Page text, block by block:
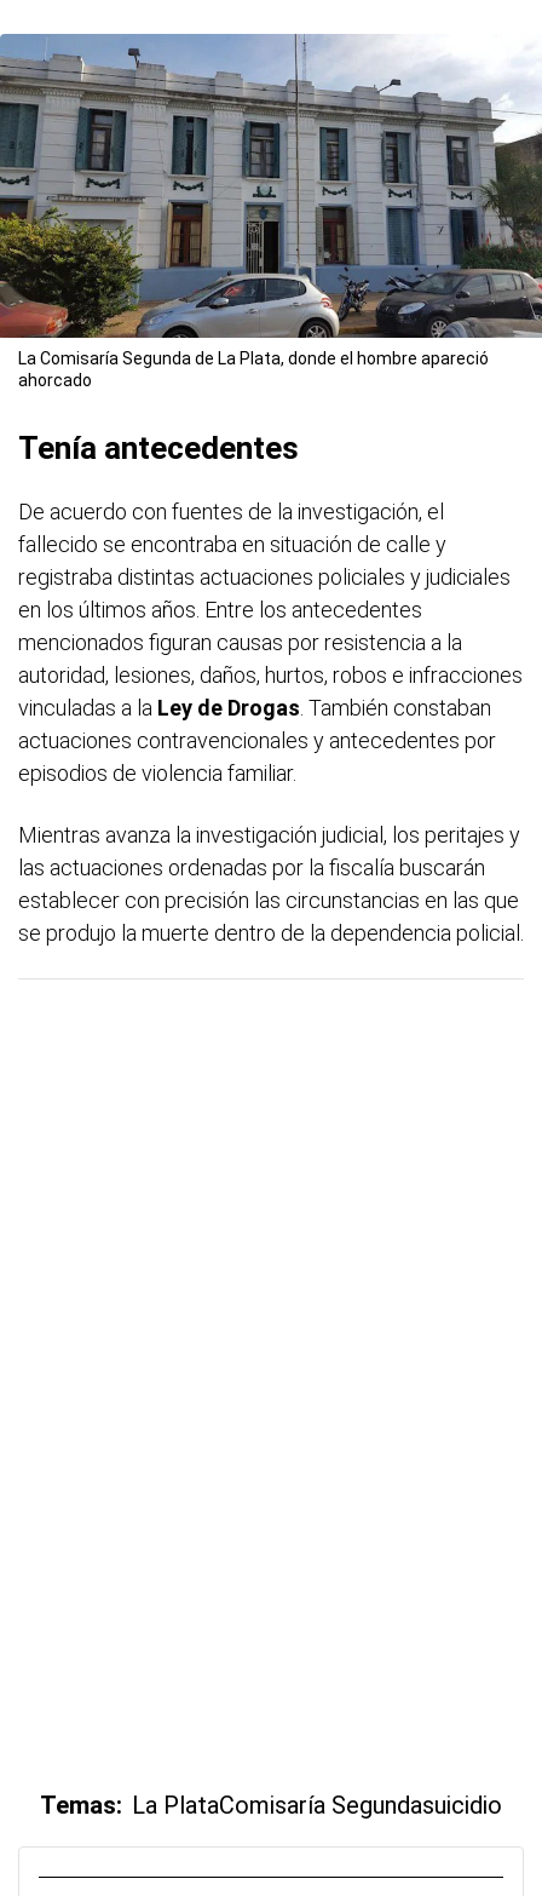
La Comisaría Segunda de La Plata, donde el hombre apareció
ahorcado
Tenía antecedentes
De acuerdo con fuentes de la investigación, el
fallecido se encontraba en situación de calle y
registraba distintas actuaciones policiales y judiciales
en los últimos años. Entre los antecedentes
mencionados figuran causas por resistencia a la
autoridad, lesiones, daños, hurtos, robos e infracciones
vinculadas a la Ley de Drogas. También constaban
actuaciones contravencionales y antecedentes por
episodios de violencia familiar.
Mientras avanza la investigación judicial, los peritajes y
las actuaciones ordenadas por la fiscalía buscarán
establecer con precisión las circunstancias en las que
se produjo la muerte dentro de la dependencia policial.
Temas: La PlataComisaría Segundasuicidio